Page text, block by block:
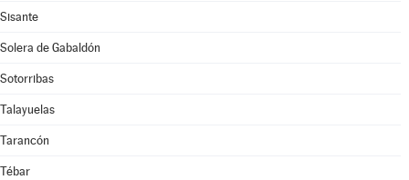
Sisante
Solera de Gabaldón
Sotorribas
Talayuelas
Tarancón
Tébar